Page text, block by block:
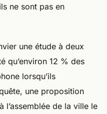
ne sont pas en
une étude à deux
qu’environ 12 % des
lorsqu’ils
une proposition
l’assemblée de la ville le